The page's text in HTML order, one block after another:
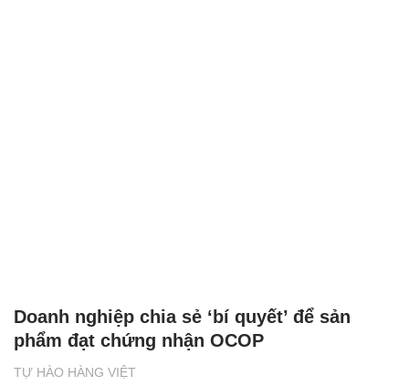
TỰ HÀO HÀNG VIỆT
Doanh nghiệp chia sẻ ‘bí quyết’ để sản
phẩm đạt chứng nhận OCOP